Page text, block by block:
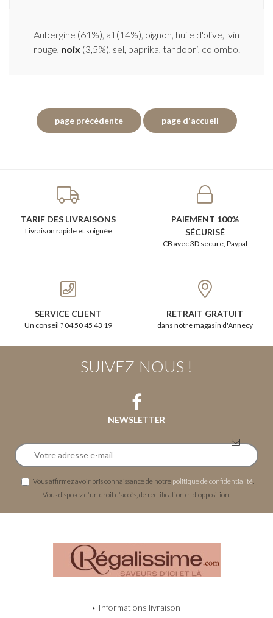
Aubergine (61%), ail (14%), oignon, huile d'olive, vin
rouge, noix (3,5%), sel, paprika, tandoori, colombo.
TARIF DES LIVRAISONS
Livraison rapide et soignée
PAIEMENT 100%
SÉCURISÉ
CB avec 3D secure, Paypal
SERVICE CLIENT
Un conseil ? 04 50 45 43 19
RETRAIT GRATUIT
dans notre magasin d'Annecy
SUIVEZ-NOUS !
NEWSLETTER
Vous affirmez avoir pris connaissance de notre politique de confidentialité
Vous disposez d'un droit d'accès, de rectification et d'opposition.
Informations livraison